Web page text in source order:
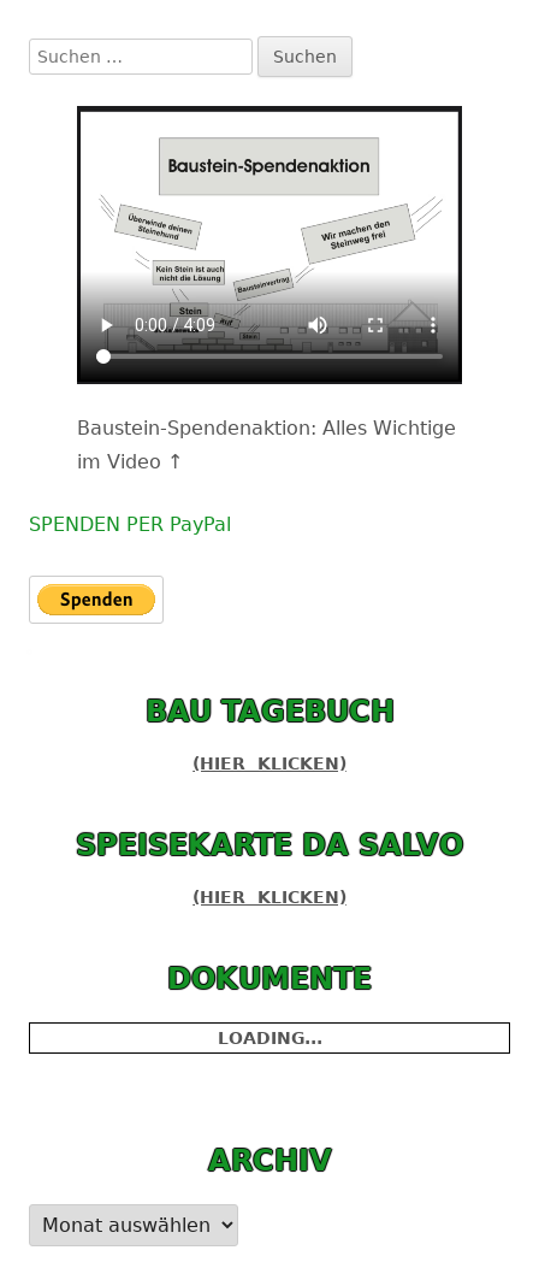
Suchen
nach:
Baustein-Spendenaktion: Alles Wichtige
im Video ↑
SPENDEN PER PayPal
BAU TAGEBUCH
(HIER KLICKEN)
SPEISEKARTE DA SALVO
(HIER KLICKEN)
DOKUMENTE
LOADING...
ARCHIV
Archiv